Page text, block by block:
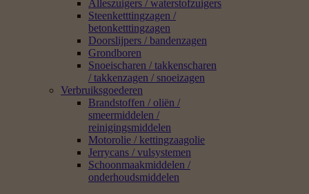
Alleszuigers / waterstofzuigers
Steenketttingzagen /
betonketttingzagen
Doorslijpers / bandenzagen
Grondboren
Snoeischaren / takkenscharen
/ takkenzagen / snoeizagen
Verbruiksgoederen
Brandstoffen / oliën /
smeermiddelen /
reinigingsmiddelen
Motorolie / kettingzaagolie
Jerrycans / vulsystemen
Schoonmaakmiddelen /
onderhoudsmiddelen